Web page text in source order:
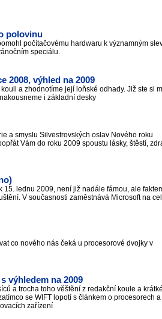
polovinu
počítačovému hardwaru k významným
speciálu.
2008, výhled na 2009
a zhodnotíme její loňské odhady. Již ste si
i základní desky
a smyslu Silvestrovských oslav Nového roku
Vám do roku 2009 spoustu lásky, štěstí,
15. lednu 2009, není již nadále fámou, ale
V současnosti zaměstnává Microsoft na
co nového nás čeká u procesorové dvojky v
výhledem na 2009
a trocha toho věštění z redakční koule a krátké
se WIFT lopotí s článkem o procesorech a
zařízení